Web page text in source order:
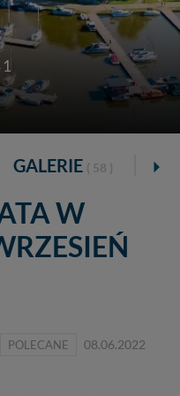
1
GALERIE ( 58 ) VR
W
POLECANE
08.06.2022